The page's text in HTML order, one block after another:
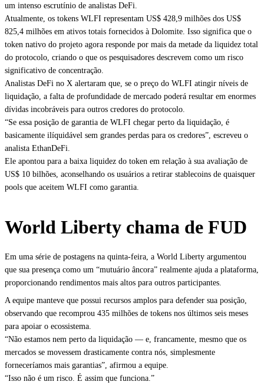
um intenso escrutínio de analistas DeFi.
Atualmente, os tokens WLFI representam US$ 428,9 milhões dos US$
825,4 milhões em ativos totais fornecidos à Dolomite. Isso significa que o
token nativo do projeto agora responde por mais da metade da liquidez total
do protocolo, criando o que os pesquisadores descrevem como um risco
significativo de concentração.
Analistas DeFi no X alertaram que, se o preço do WLFI atingir níveis de
liquidação, a falta de profundidade de mercado poderá resultar em enormes
dívidas incobráveis para outros credores do protocolo.
“Se essa posição de garantia de WLFI chegar perto da liquidação, é
basicamente ilíquidável sem grandes perdas para os credores”, escreveu o
analista EthanDeFi.
Ele apontou para a baixa liquidez do token em relação à sua avaliação de
US$ 10 bilhões, aconselhando os usuários a retirar stablecoins de quaisquer
pools que aceitem WLFI como garantia.
World Liberty chama de FUD
Em uma série de postagens na quinta-feira, a World Liberty argumentou
que sua presença como um “mutuário âncora” realmente ajuda a plataforma,
proporcionando rendimentos mais altos para outros participantes.
A equipe manteve que possui recursos amplos para defender sua posição,
observando que recomprou 435 milhões de tokens nos últimos seis meses
para apoiar o ecossistema.
“Não estamos nem perto da liquidação — e, francamente, mesmo que os
mercados se movessem drasticamente contra nós, simplesmente
forneceríamos mais garantias”, afirmou a equipe.
“Isso não é um risco. É assim que funciona.”